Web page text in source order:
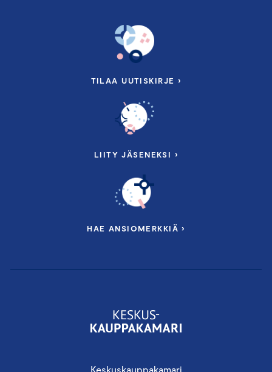
Keskuskauppakamari
TILAA UUTISKIRJE ›
LIITY JÄSENEKSI ›
HAE ANSIOMERKKIÄ ›